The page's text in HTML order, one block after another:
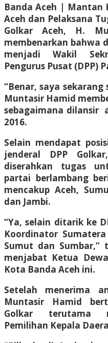
Banda Aceh | Mantan
Aceh dan Pelaksana
Golkar Aceh, H.
membenarkan bahwa
menjadi Wakil
Pengurus Pusat (DPP)
“Benar, saya
Muntasir Hamid
sebagaimana dilansir
2016.
Selain mendapat
jenderal DPP
diserahkan tugas
partai berlambang
mencakup Aceh,
dan Jambi.
“Ya, selain ditarik ke
Koordinator
Sumut dan Sumbar,”
menjabat Ketua
Kota Banda Aceh ini.
Setelah menerima
Muntasir Hamid
Golkar terutama
Pemilihan Kepala